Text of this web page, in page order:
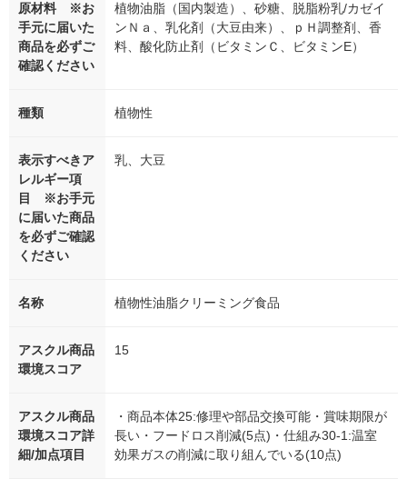
原材料 ※お
手元に届いた
商品を必ずご
確認ください
植物油脂（国内製造）、砂糖、脱脂粉乳/カゼイ
ンＮａ、乳化剤（大豆由来）、ｐＨ調整剤、香
料、酸化防止剤（ビタミンＣ、ビタミンE）
種類 植物性
表示すべきア
レルギー項
目 ※お手元
に届いた商品
を必ずご確認
ください
乳、大豆
名称 植物性油脂クリーミング食品
アスクル商品
環境スコア
15
アスクル商品
環境スコア詳
細/加点項目
・商品本体25:修理や部品交換可能・賞味期限が
長い・フードロス削減(5点)・仕組み30-1:温室
効果ガスの削減に取り組んでいる(10点)